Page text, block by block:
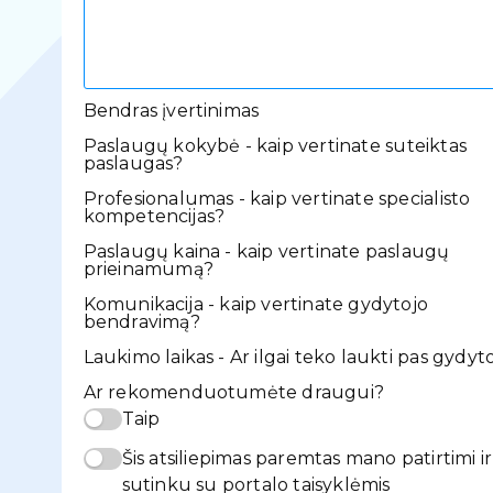
Bendras įvertinimas
Paslaugų kokybė - kaip vertinate suteiktas
paslaugas?
Profesionalumas - kaip vertinate specialisto
kompetencijas?
Paslaugų kaina - kaip vertinate paslaugų
prieinamumą?
Komunikacija - kaip vertinate gydytojo
bendravimą?
Laukimo laikas - Ar ilgai teko laukti pas
Ar rekomenduotumėte draugui?
Taip
Šis atsiliepimas paremtas mano patirtimi ir
sutinku su portalo taisyklėmis